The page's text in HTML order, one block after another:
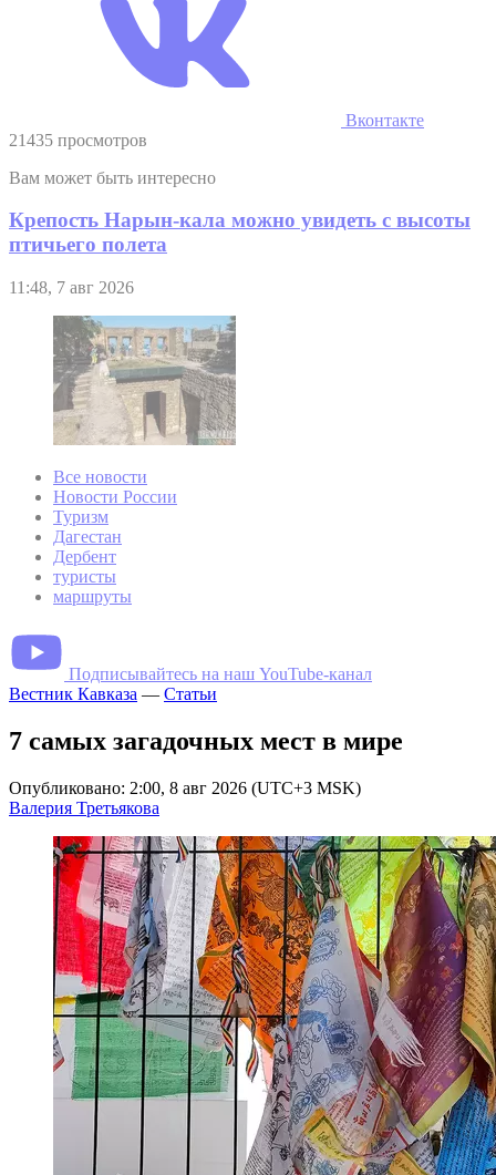
Вконтакте
21435 просмотров
Вам может быть интересно
Крепость Нарын-кала можно увидеть с высоты
птичьего полета
11:48, 7 авг 2026
Все новости
Новости России
Туризм
Дагестан
Дербент
туристы
маршруты
Подписывайтесь на наш YouTube-канал
Вестник Кавказа — Статьи
7 самых загадочных мест в мире
Опубликовано: 2:00, 8 авг 2026 (UTC+3 MSK)
Валерия Третьякова